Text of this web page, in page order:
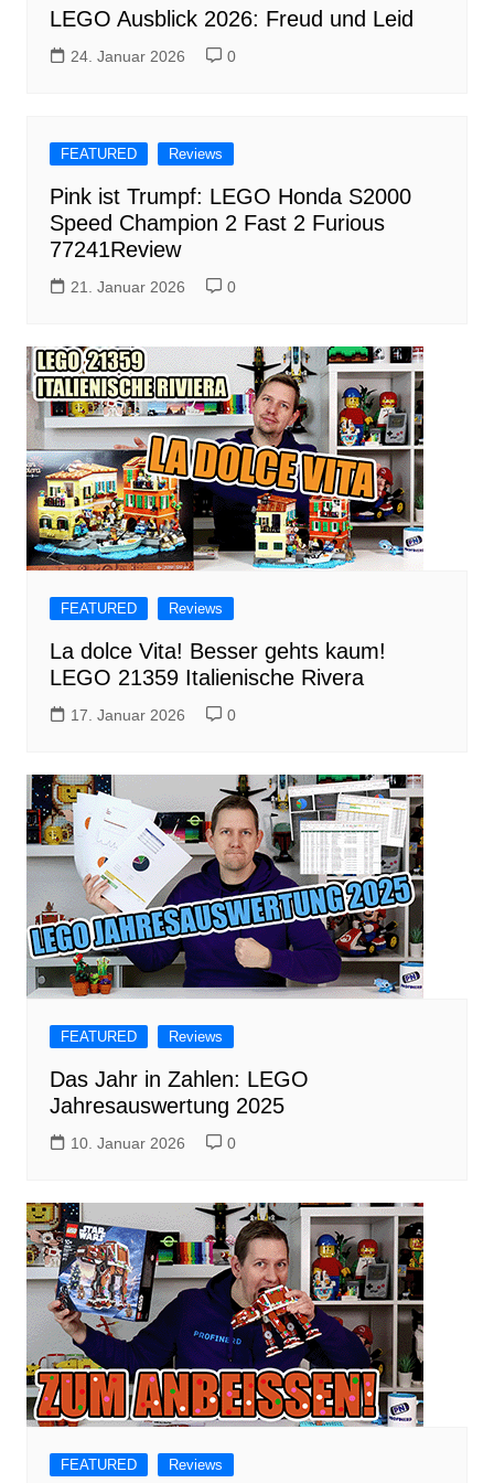
LEGO Ausblick 2026: Freud und Leid
24. Januar 2026 0
FEATURED Reviews
Pink ist Trumpf: LEGO Honda S2000
Speed Champion 2 Fast 2 Furious
77241Review
21. Januar 2026 0
FEATURED Reviews
La dolce Vita! Besser gehts kaum!
LEGO 21359 Italienische Rivera
17. Januar 2026 0
FEATURED Reviews
Das Jahr in Zahlen: LEGO
Jahresauswertung 2025
10. Januar 2026 0
FEATURED Reviews